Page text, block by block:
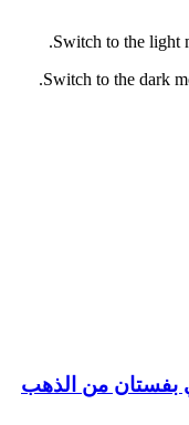
Switch to the light
Switch to the dark
بفستان من الذهب